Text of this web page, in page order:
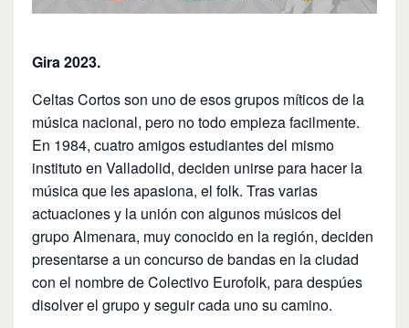
Gira 2023.
Celtas Cortos son uno de esos grupos míticos de la
música nacional, pero no todo empieza facilmente.
En 1984, cuatro amigos estudiantes del mismo
instituto en Valladolid, deciden unirse para hacer la
música que les apasiona, el folk. Tras varias
actuaciones y la unión con algunos músicos del
grupo Almenara, muy conocido en la región, deciden
presentarse a un concurso de bandas en la ciudad
con el nombre de Colectivo Eurofolk, para despúes
disolver el grupo y seguir cada uno su camino.